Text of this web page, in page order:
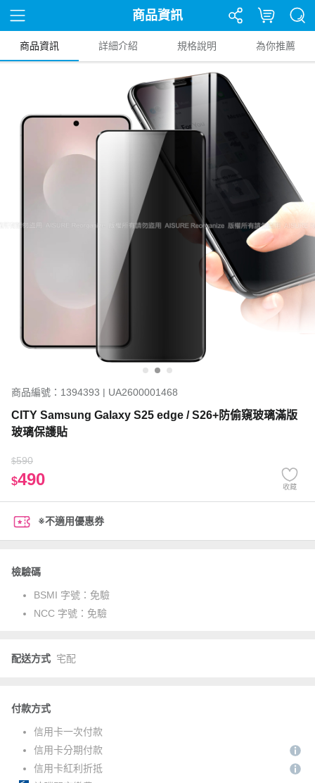
商品資訊
商品資訊 詳細介紹 規格說明 為你推薦
商品編號：1394393 | UA2600001468
CITY Samsung Galaxy S25 edge / S26+防偷窺玻璃滿版
玻璃保護貼
$590
$490 收藏
※不適用優惠券
檢驗碼
BSMI 字號： 免驗
NCC 字號： 免驗
配送方式 宅配
付款方式
信用卡一次付款
信用卡分期付款
信用卡紅利折抵